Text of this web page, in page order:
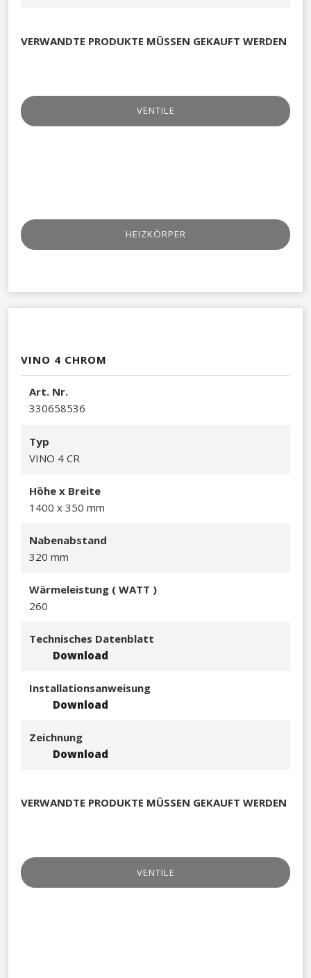
VERWANDTE PRODUKTE MÜSSEN GEKAUFT WERDEN
VENTILE
HEIZKÖRPER
VINO 4 CHROM
A​rt. Nr.
330658536​
Typ
VINO 4 CR​
Hö​he x Breite
1400 x 350 mm​​
Nabenabstand
320 mm
Wä​rmeleistung ( WATT )
260
Technisches Datenblatt
Download
Installationsanweisung
Download
Zeichnung
Download
VERWANDTE PRODUKTE MÜSSEN GEKAUFT WERDEN
VENTILE​